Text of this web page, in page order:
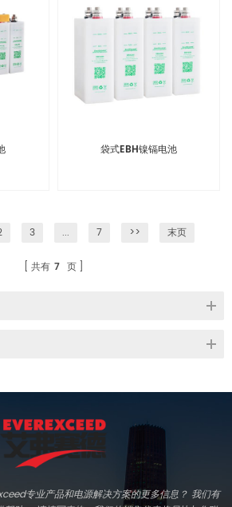
袋式EBH镍镉电池
3 ... 7 >> 末页
共有 7 页
专业产品和电源解决方案的更多信息？ 我们有